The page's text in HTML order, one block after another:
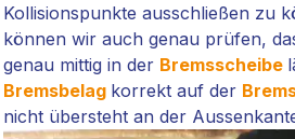
Kollisionspunkte ausschließen zu
können wir auch genau prüfen,
genau mittig in der Bremsscheibe
Bremsbelag korrekt auf der
nicht übersteht an der